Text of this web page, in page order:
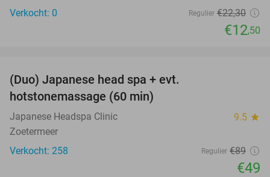
Verkocht: 0
Regulier €22,30
€12,50
(Duo) Japanese head spa + evt.
hotstonemassage (60 min)
Japanese Headspa Clinic 9.5 star
Zoetermeer
Verkocht: 258
Regulier €89
€49